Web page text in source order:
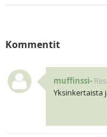
Kommentit
muffinssi-
Yksinkertaista